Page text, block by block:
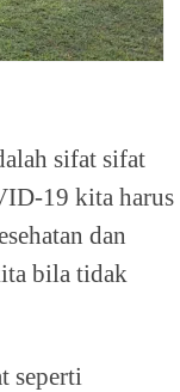
sifat sifat
19 kita harus
dan
bila tidak
seperti